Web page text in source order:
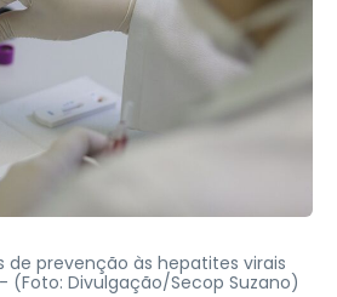
de prevenção às hepatites virais
(Foto: Divulgação/Secop Suzano)